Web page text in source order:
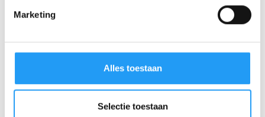
Marketing
Alles toestaan
Selectie toestaan
der Produktion
dasselbe Ergebnis. Die Prozesskontrolle erfordert
jedoch eine kontinuierliche Überwachung. Druck,
Temperatur, Zykluszeit und Schneckenposition werden
in Echtzeit verfolgt. Abweichungen dieser Parameter
sind frühe Indikatoren für Qualitätsprobleme.